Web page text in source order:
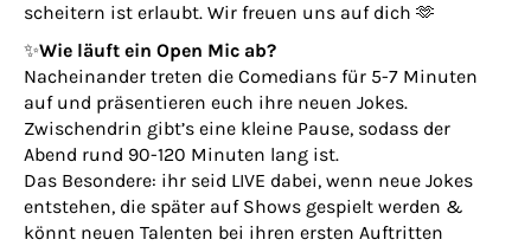
scheitern ist erlaubt. Wir freuen uns auf dich 🫶
✨Wie läuft ein Open Mic ab?
Nacheinander treten die Comedians für 5-7 Minuten
auf und präsentieren euch ihre neuen Jokes.
Zwischendrin gibt’s eine kleine Pause, sodass der
Abend rund 90-120 Minuten lang ist.
Das Besondere: ihr seid LIVE dabei, wenn neue Jokes
entstehen, die später auf Shows gespielt werden &
könnt neuen Talenten bei ihren ersten Auftritten